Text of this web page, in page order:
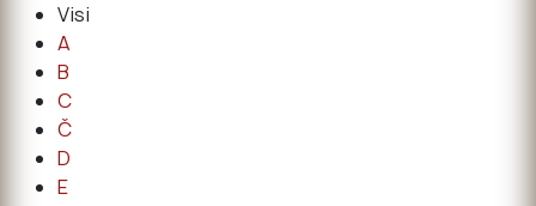
Visi
A
B
C
Č
D
E